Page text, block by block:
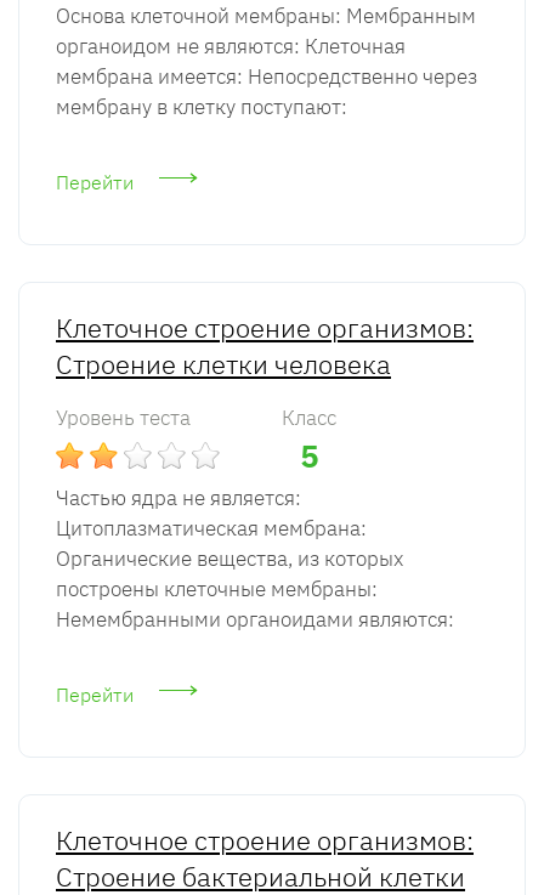
Основа клеточной мембраны: Мембранным
органоидом не являются: Клеточная
мембрана имеется: Непосредственно через
мембрану в клетку поступают:
Перейти
Клеточное строение организмов:
Строение клетки человека
Уровень теста Класс
5
Частью ядра не является:
Цитоплазматическая мембрана:
Органические вещества, из которых
построены клеточные мембраны:
Немембранными органоидами являются:
Перейти
Клеточное строение организмов:
Строение бактериальной клетки